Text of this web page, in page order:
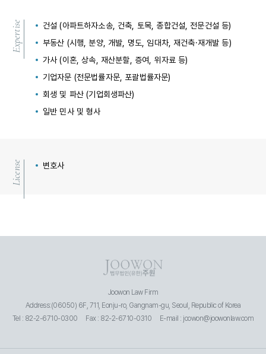
Expertise
건설 (아파트하자소송, 건축, 토목, 종합건설, 전문건설 등)
부동산 (시행, 분양, 개발, 명도, 임대차, 재건축·재개발 등)
가사 (이혼, 상속, 재산분할, 증여, 위자료 등)
기업자문 (전문법률자문, 포괄법률자문)
회생 및 파산 (기업회생파산)
일반 민사 및 형사
License 변호사
Joowon Law Firm
Address:(06050) 6F, 711, Eonju-ro, Gangnam-gu, Seoul, Republic of Korea
Tel : 82-2-6710-0300
Fax : 82-2-6710-0310 E-mail : joowon@joowonlaw.com